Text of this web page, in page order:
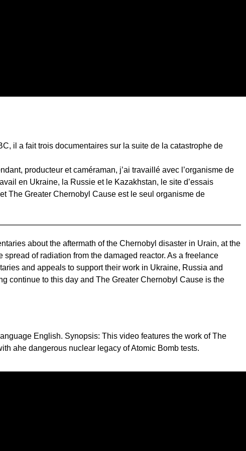
il a fait trois documentaires sur la suite de la catastrophe de
producteur et caméraman, j’ai travaillé avec l’organisme de
en Ukraine, la Russie et le Kazakhstan, le site d’essais
The Greater Chernobyl Cause est le seul organisme de
about the aftermath of the Chernobyl disaster in Urain, at the
of radiation from the damaged reactor. As a freelance
and appeals to support their work in Ukraine, Russia and
continue to this day and The Greater Chernobyl Cause is the
English. Synopsis: This video features the work of The
ahe dangerous nuclear legacy of Atomic Bomb tests.